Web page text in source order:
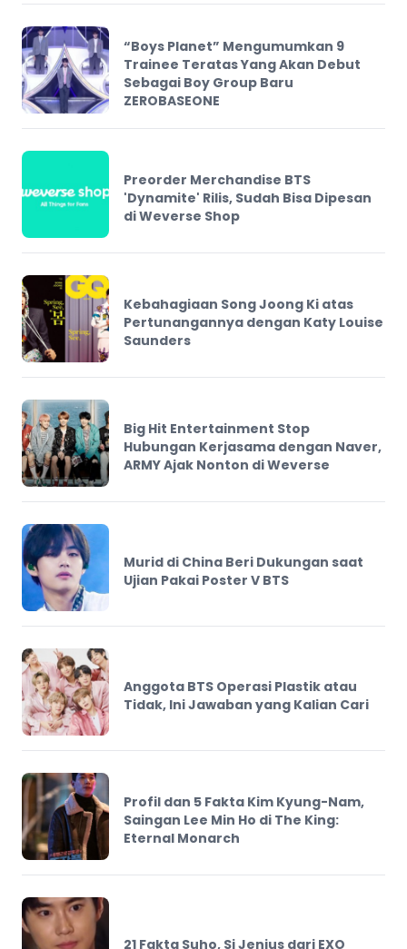
“Boys Planet” Mengumumkan 9
Trainee Teratas Yang Akan Debut
Sebagai Boy Group Baru
ZEROBASEONE
Preorder Merchandise BTS
'Dynamite' Rilis, Sudah Bisa Dipesan
di Weverse Shop
Kebahagiaan Song Joong Ki atas
Pertunangannya dengan Katy Louise
Saunders
Big Hit Entertainment Stop
Hubungan Kerjasama dengan Naver,
ARMY Ajak Nonton di Weverse
Murid di China Beri Dukungan saat
Ujian Pakai Poster V BTS
Anggota BTS Operasi Plastik atau
Tidak, Ini Jawaban yang Kalian Cari
Profil dan 5 Fakta Kim Kyung-Nam,
Saingan Lee Min Ho di The King:
Eternal Monarch
21 Fakta Suho, Si Jenius dari EXO